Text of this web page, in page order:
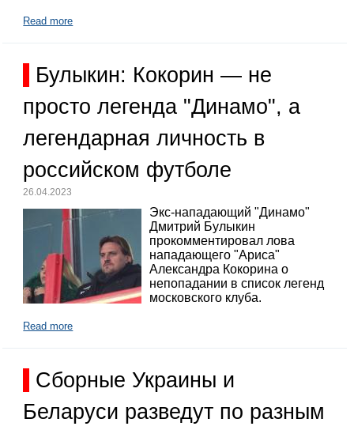
Read more
Булыкин: Кокорин — не
просто легенда "Динамо", а
легендарная личность в
российском футболе
26.04.2023
Экс-нападающий "Динамо"
Дмитрий Булыкин
прокомментировал лова
нападающего "Ариса"
Александра Кокорина о
непопадании в список легенд
московского клуба.
Read more
Сборные Украины и
Беларуси разведут по разным